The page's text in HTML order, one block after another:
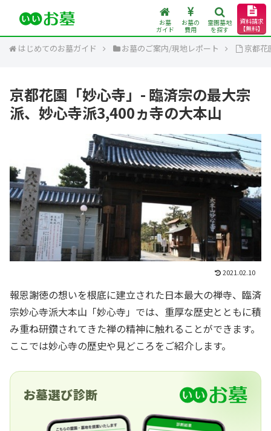
お墓
ガイド
お墓の
費用
霊園墓地
を探す
資料請求
【無料】
はじめてのお墓ガイド お墓のご案内/現地レポート 京都花
京都花園「妙心寺」- 臨済宗の最大宗
派、妙心寺派3,400ヵ寺の大本山
2021.02.10
報恩謝徳の想いを根底に建立された日本最大の禅寺、臨済
宗妙心寺派大本山「妙心寺」では、重厚な歴史とともに積
み重ね研鑽されてきた禅の精神に触れることができます。
ここでは妙心寺の歴史や見どころをご紹介します。
お墓選び診断